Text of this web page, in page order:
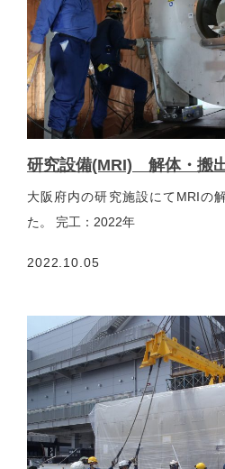
研究設備(MRI) 解体・搬
大阪府内の研究施設にてMRIの
た。 完工：2022年
2022.10.05